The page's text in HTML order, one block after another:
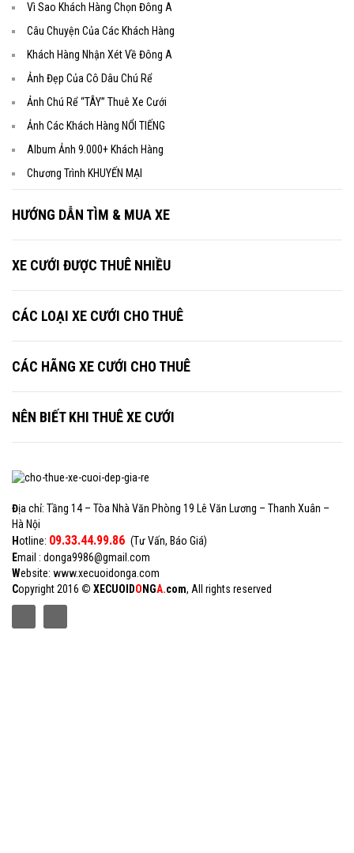
Vì Sao Khách Hàng Chọn Đông A
Câu Chuyện Của Các Khách Hàng
Khách Hàng Nhận Xét Về Đông A
Ảnh Đẹp Của Cô Dâu Chú Rể
Ảnh Chú Rể “TÂY” Thuê Xe Cưới
Ảnh Các Khách Hàng NỔI TIẾNG
Album Ảnh 9.000+ Khách Hàng
Chương Trình KHUYẾN MẠI
HƯỚNG DẪN TÌM & MUA XE
XE CƯỚI ĐƯỢC THUÊ NHIỀU
CÁC LOẠI XE CƯỚI CHO THUÊ
CÁC HÃNG XE CƯỚI CHO THUÊ
NÊN BIẾT KHI THUÊ XE CƯỚI
Địa chỉ: Tầng 14 – Tòa Nhà Văn Phòng 19 Lê Văn Lương – Thanh Xuân –
Hà Nội
Hotline: 09.33.44.99.86 (Tư Vấn, Báo Giá)
Email : donga9986@gmail.com
Website: www.xecuoidonga.com
Copyright 2016 © XECUOIDO NGA.com, All rights reserved